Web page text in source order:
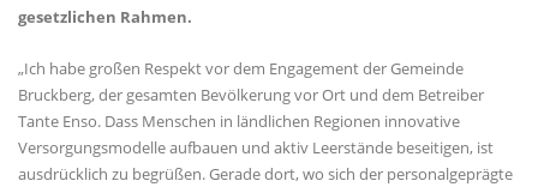
gesetzlichen Rahmen.
Ich habe großen Respekt vor dem Engagement der Gemeinde
Bruckberg, der gesamten Bevölkerung vor Ort und dem Betreiber
Tante Enso. Dass Menschen in ländlichen Regionen innovative
Versorgungsmodelle aufbauen und aktiv Leerstände beseitigen, ist
ausdrücklich zu begrüßen. Gerade dort, wo sich der personalgeprägte